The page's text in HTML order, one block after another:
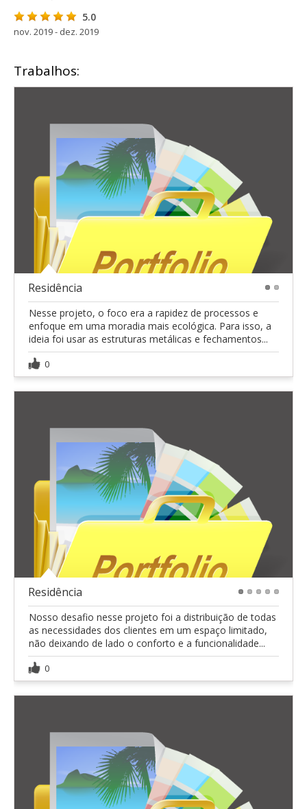
5.0
nov. 2019 - dez. 2019
Trabalhos:
Residência
Nesse projeto, o foco era a rapidez de processos e
enfoque em uma moradia mais ecológica. Para isso, a
ideia foi usar as estruturas metálicas e fechamentos...
0
Residência
Nosso desafio nesse projeto foi a distribuição de todas
as necessidades dos clientes em um espaço limitado,
não deixando de lado o conforto e a funcionalidade...
0